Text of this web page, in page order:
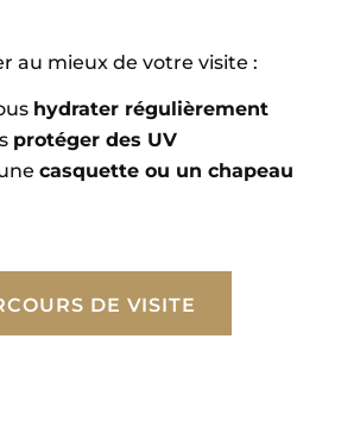
au mieux de votre visite :
hydrater régulièrement
protéger des UV
casquette ou un chapeau
DE VISITE